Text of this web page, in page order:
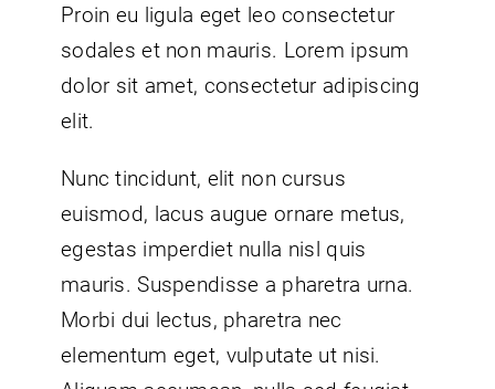
Proin eu ligula eget leo consectetur
sodales et non mauris. Lorem ipsum
dolor sit amet, consectetur adipiscing
elit.
Nunc tincidunt, elit non cursus
euismod, lacus augue ornare metus,
egestas imperdiet nulla nisl quis
mauris. Suspendisse a pharetra urna.
Morbi dui lectus, pharetra nec
elementum eget, vulputate ut nisi.